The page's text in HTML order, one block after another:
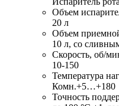
Объем
20 л
Объем
10 л, со
Скорость, об/
10-150
Температура
Комн.+5…+180
Точность